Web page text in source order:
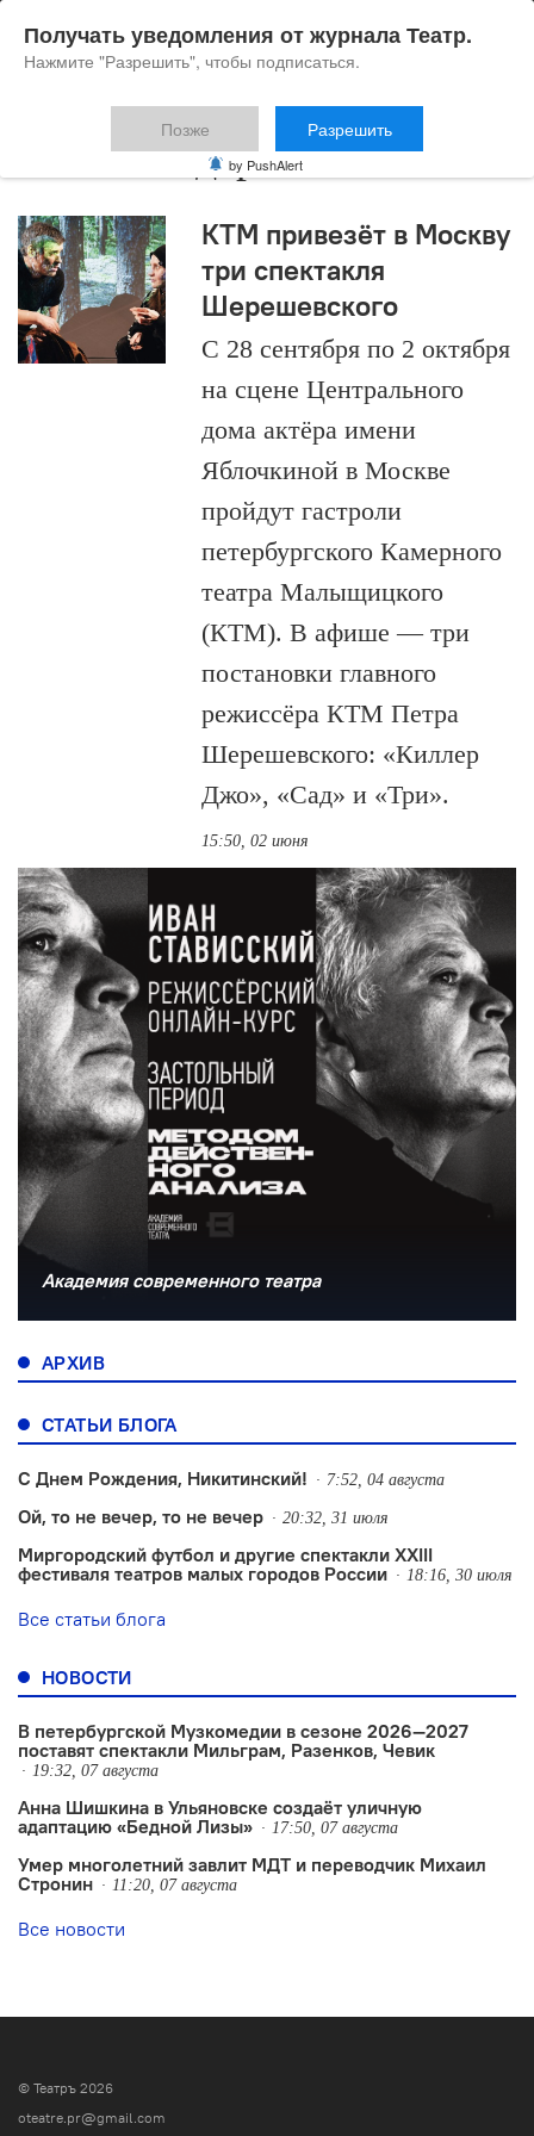
Антон Падерин
КТМ привезёт в Москву
три спектакля
Шерешевского
С 28 сентября по 2 октября
на сцене Центрального
дома актёра имени
Яблочкиной в Москве
пройдут гастроли
петербургского Камерного
театра Малыщицкого
(КТМ). В афише — три
постановки главного
режиссёра КТМ Петра
Шерешевского: «Киллер
Джо», «Сад» и «Три».
15:50, 02 июня
Академия современного театра
АРХИВ
СТАТЬИ БЛОГА
С Днем Рождения, Никитинский! 7:52, 04 августа
Ой, то не вечер, то не вечер 20:32, 31 июля
Миргородский футбол и другие спектакли XXIII
фестиваля театров малых городов России
18:16, 30 июля
Все статьи блога
НОВОСТИ
В петербургской Музкомедии в сезоне 2026—2027
поставят спектакли Мильграм, Разенков, Чевик
19:32, 07 августа
Анна Шишкина в Ульяновске создаëт уличную
адаптацию «Бедной Лизы»
17:50, 07 августа
Умер многолетний завлит МДТ и переводчик Михаил
Стронин
11:20, 07 августа
Все новости
© Театръ 2026
oteatre.pr@gmail.com
Получать уведомления от журнала Театр.
Нажмите "Разрешить", чтобы подписаться.
Позже Разрешить
by PushAlert